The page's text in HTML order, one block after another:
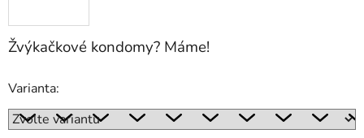
Žvýkačkové kondomy? Máme!
Varianta: